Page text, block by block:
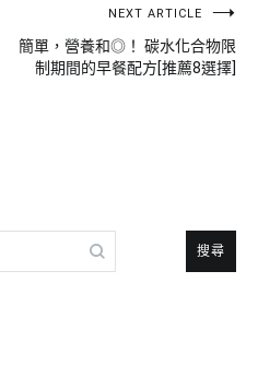
NEXT ARTICLE
簡單，營養和◎！ 碳水化合物限
制期間的早餐配方[推薦8選擇]